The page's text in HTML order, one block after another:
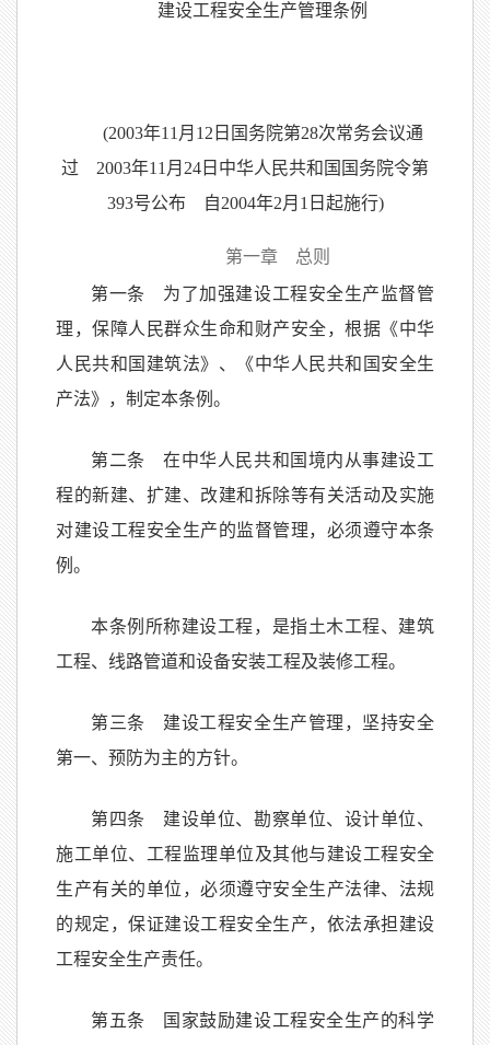
建设工程安全生产管理条例
(2003年11月12日国务院第28次常务会议通
过 2003年11月24日中华人民共和国国务院令第
393号公布 自2004年2月1日起施行)
第一章 总则
第一条 为了加强建设工程安全生产监督管
理，保障人民群众生命和财产安全，根据《中华
人民共和国建筑法》、《中华人民共和国安全生
产法》，制定本条例。
第二条 在中华人民共和国境内从事建设工
程的新建、扩建、改建和拆除等有关活动及实施
对建设工程安全生产的监督管理，必须遵守本条
例。
本条例所称建设工程，是指土木工程、建筑
工程、线路管道和设备安装工程及装修工程。
第三条 建设工程安全生产管理，坚持安全
第一、预防为主的方针。
第四条 建设单位、勘察单位、设计单位、
施工单位、工程监理单位及其他与建设工程安全
生产有关的单位，必须遵守安全生产法律、法规
的规定，保证建设工程安全生产，依法承担建设
工程安全生产责任。
第五条 国家鼓励建设工程安全生产的科学